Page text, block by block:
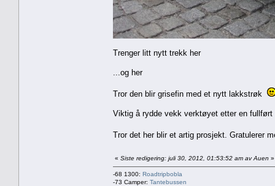
Trenger litt nytt trekk her
...og her
Tror den blir grisefin med et nytt lakkstrøk
Viktig å rydde vekk verktøyet etter en fullført
Tror det her blir et artig prosjekt. Gratulerer
« Siste redigering: juli 30, 2012, 01:53:52 am av Auen »
-68 1300: Roadtripbobla
-73 Camper: Tantebussen